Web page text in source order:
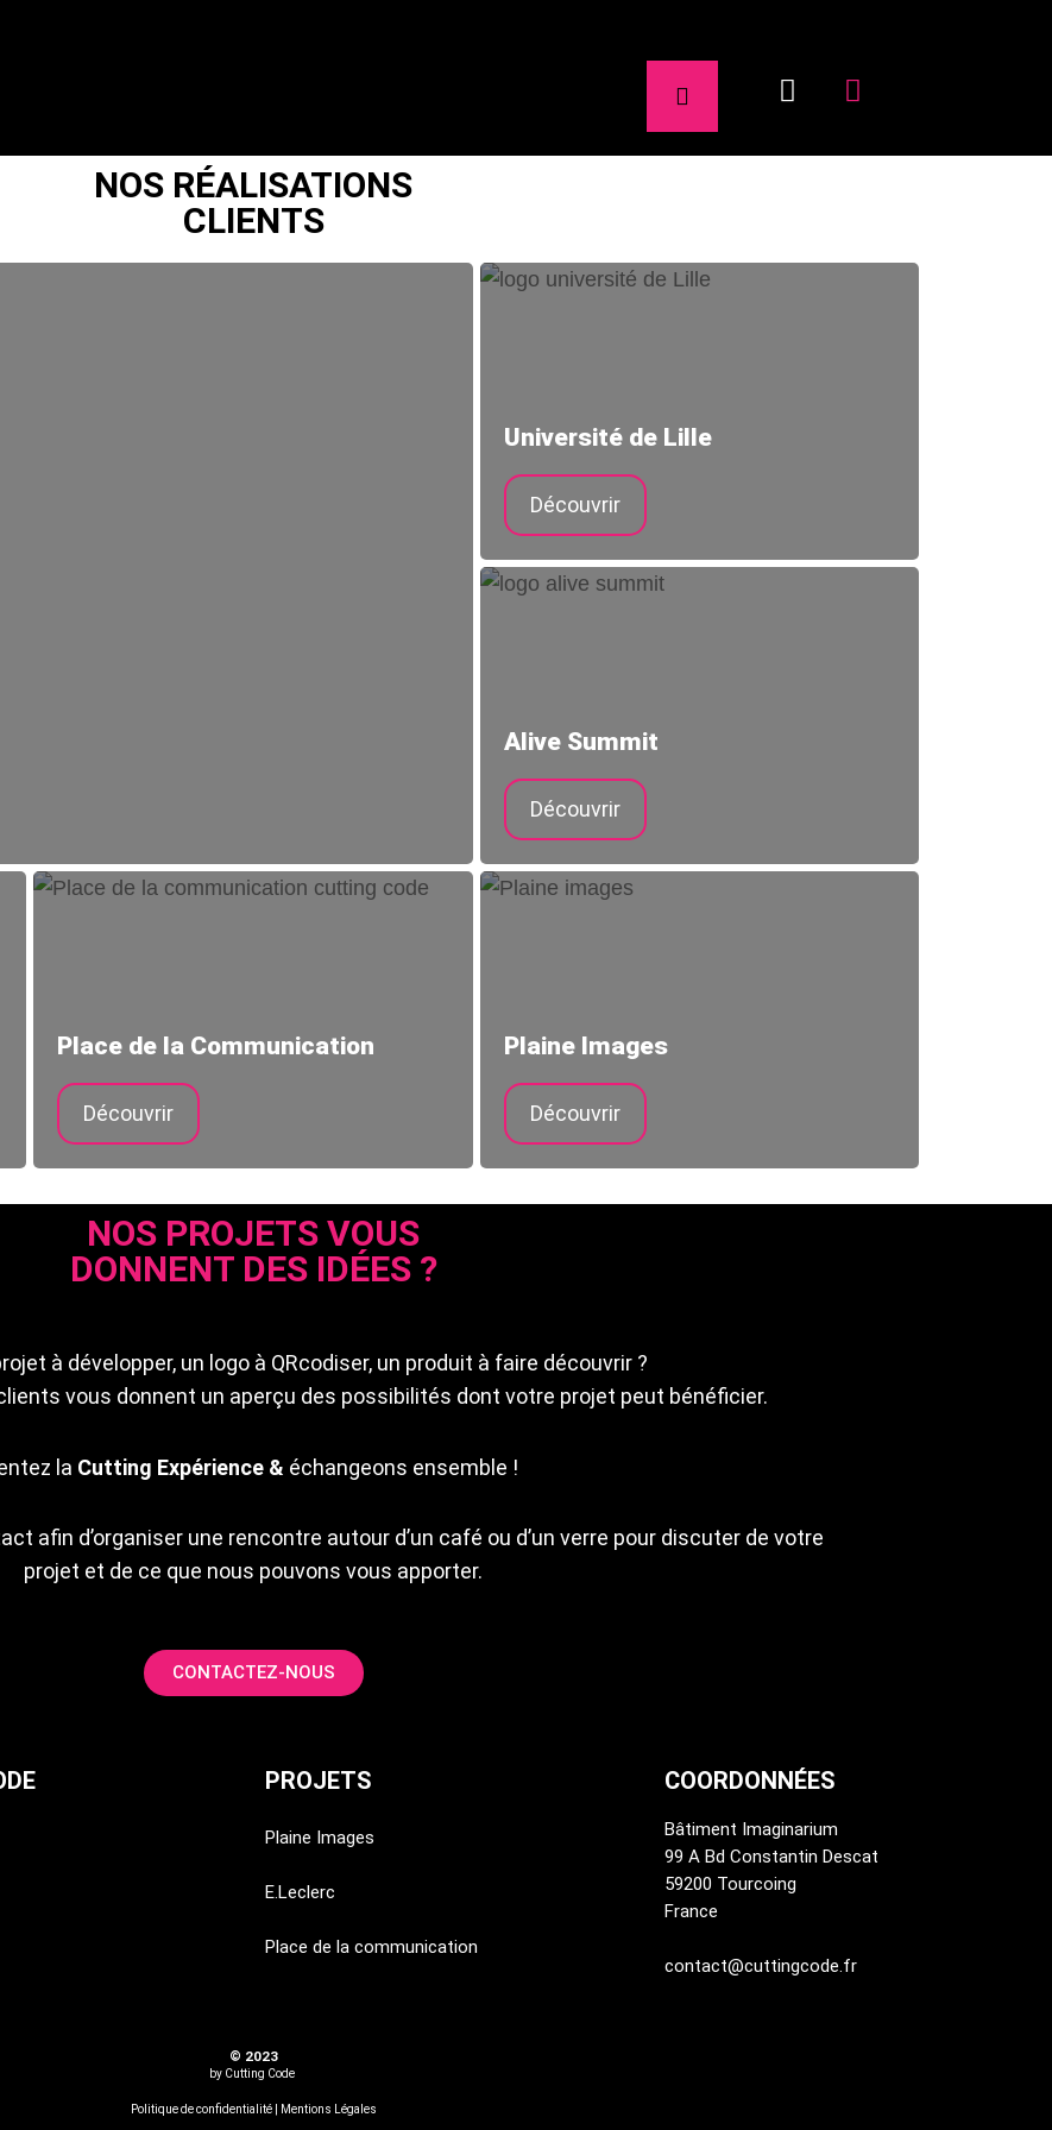
NOS RÉALISATIONS
CLIENTS
Université de Lille
Découvrir
Alive Summit
Découvrir
Place de la Communication
Découvrir
Plaine Images
Découvrir
NOS PROJETS VOUS
DONNENT DES IDÉES ?
à développer, un logo à QRcodiser, un produit à faire découvrir ?
vous donnent un aperçu des possibilités dont votre projet peut bénéficier.
la Cutting Expérience & échangeons ensemble !
afin d’organiser une rencontre autour d’un café ou d’un verre pour discuter de votre
projet et de ce que nous pouvons vous apporter.
CONTACTEZ-NOUS
PROJETS
Plaine Images
E.Leclerc
Place de la communication
COORDONNÉES
Bâtiment Imaginarium
99 A Bd Constantin Descat
59200 Tourcoing
France
contact@cuttingcode.fr
© 2023
by Cutting Code
Politique de confidentialité | Mentions Légales